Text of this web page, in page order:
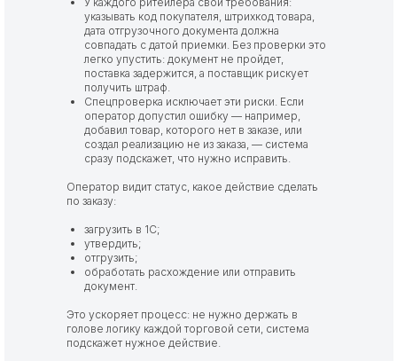
указывать код покупателя, штрихкод товара,
дата отгрузочного документа должна
совпадать с датой приемки. Без проверки это
легко упустить: документ не пройдет,
поставка задержится, а поставщик рискует
получить штраф.
Спецпроверка исключает эти риски. Если
оператор допустил ошибку — например,
добавил товар, которого нет в заказе, или
создал реализацию не из заказа, — система
сразу подскажет, что нужно исправить.
Оператор видит статус, какое действие сделать
по заказу:
загрузить в 1С;
утвердить;
отгрузить;
обработать расхождение или отправить
документ.
Это ускоряет процесс: не нужно держать в
голове логику каждой торговой сети, система
подскажет нужное действие.